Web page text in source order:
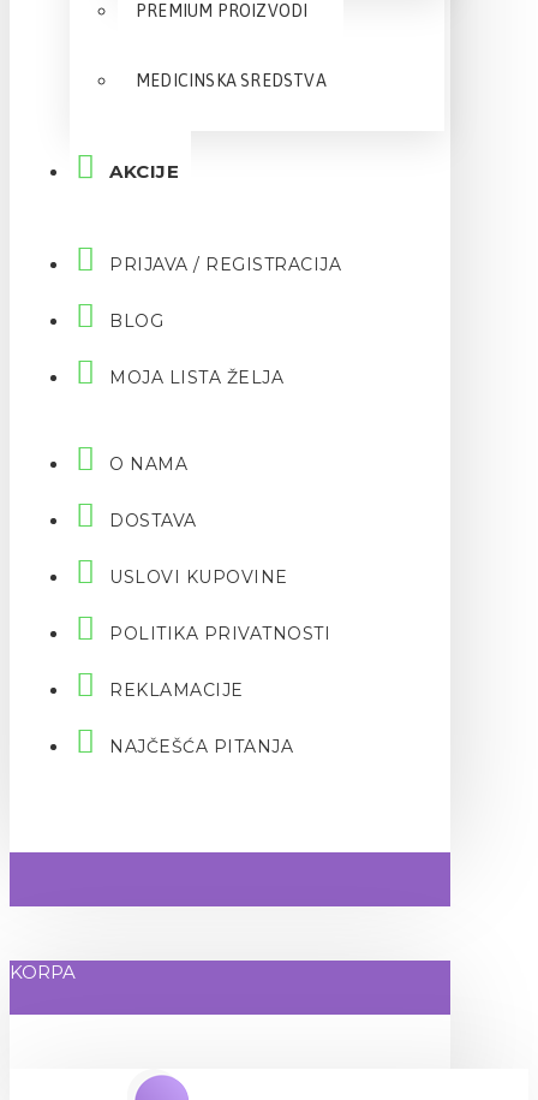
PREMIUM PROIZVODI
MEDICINSKA SREDSTVA
AKCIJE
PRIJAVA / REGISTRACIJA
BLOG
MOJA LISTA ŽELJA
O NAMA
DOSTAVA
USLOVI KUPOVINE
POLITIKA PRIVATNOSTI
REKLAMACIJE
NAJČEŠĆA PITANJA
KORPA